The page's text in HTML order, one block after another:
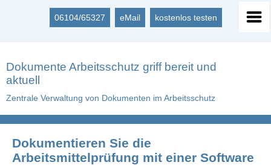
06104/65327 eMail kostenlos testen
Dokumente Arbeitsschutz griff bereit und
aktuell
Zentrale Verwaltung von Dokumenten im Arbeitsschutz
Dokumentieren Sie die
Arbeitsmittelprüfung mit einer Software